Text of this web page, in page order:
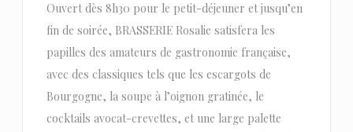
Ouvert dès 8h30 pour le petit-déjeuner et jusqu’en
fin de soirée, BRASSERIE Rosalie satisfera les
papilles des amateurs de gastronomie française,
avec des classiques tels que les escargots de
Bourgogne, la soupe à l’oignon gratinée, le
cocktails avocat-crevettes, et une large palette